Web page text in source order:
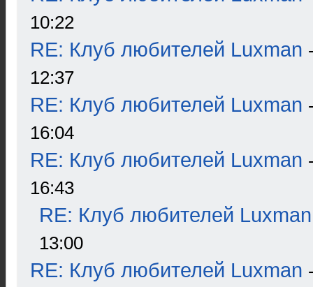
10:22
RE: Клуб любителей Luxman
12:37
RE: Клуб любителей Luxman
16:04
RE: Клуб любителей Luxman
16:43
RE: Клуб любителей Luxman
13:00
RE: Клуб любителей Luxman